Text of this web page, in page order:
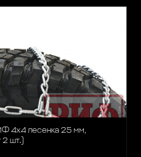
4х4 лесенка 25 мм,
шт.)